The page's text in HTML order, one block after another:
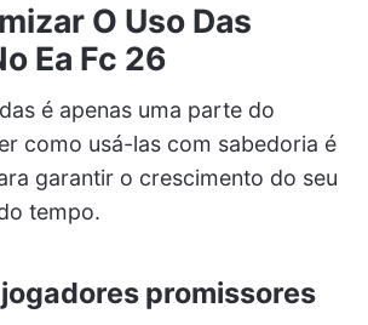
O Uso Das
Ea Fc 26
é apenas uma parte do
como usá-las com sabedoria é
garantir o crescimento do seu
tempo.
promissores